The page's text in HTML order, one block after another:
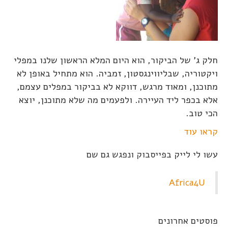
חלק ג' של הביקור, הוא היום המלא הראשון שלנו במפלי
ויקטוריה, שבליווינגסטון, זמביה. הוא מתחיל באופן לא
מתוכנן, ומאוד מרגש, דווקא לא בביקור במפלים עצמם,
אלא בכפר ליד העיירה. ולפעמים מה שלא מתוכנן, יוצא
הכי טוב.
קראו עוד
עשו לי לייק בפייסבוק ונפגש גם שם
Africa4U
פוסטים אחרונים